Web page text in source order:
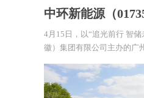
中环新能源（
4月15日，以“追光前行 智
徽）集团有限公司主办的广